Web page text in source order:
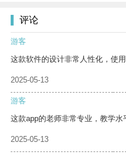
评论
游客
这款软件的设计非常人性化，使用
2025-05-13
游客
这款app的老师非常专业，教学水
2025-05-13